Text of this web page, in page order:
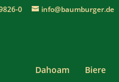
0 info@baumburger.de
Dahoam Biere